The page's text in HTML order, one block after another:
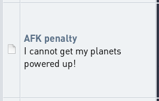
AFK penalty
I cannot get my planets
powered up!